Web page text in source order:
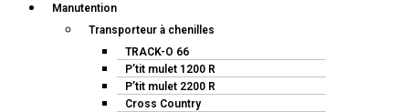
Manutention
Transporteur à chenilles
TRACK-O 66
P’tit mulet 1200 R
P’tit mulet 2200 R
Cross Country